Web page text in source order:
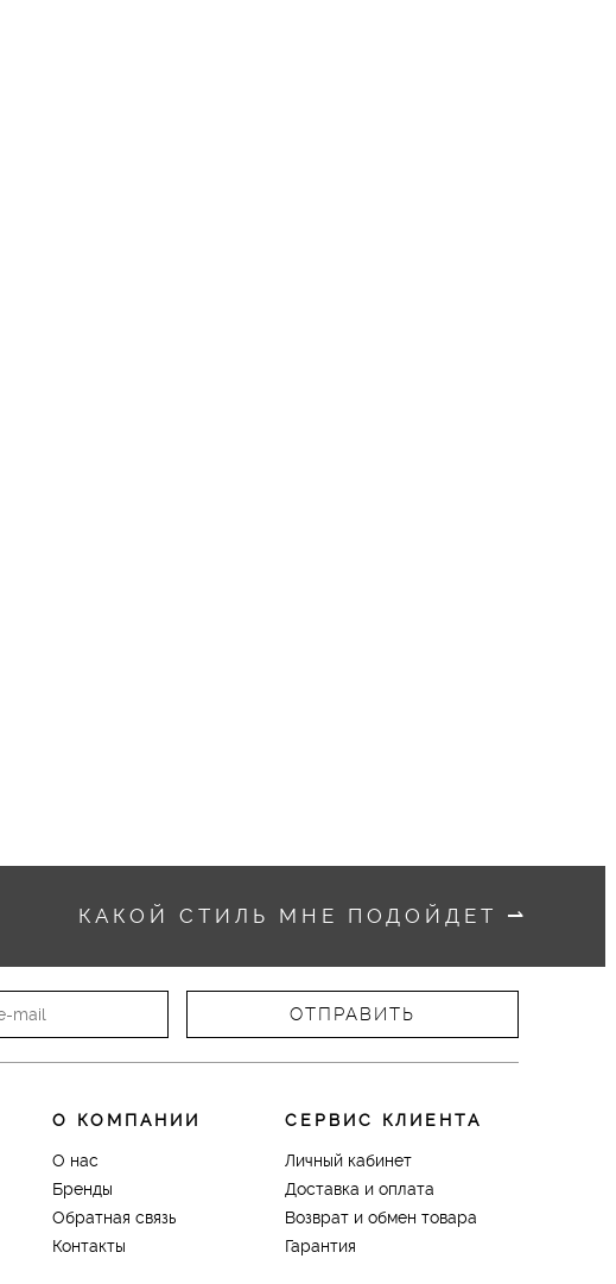
КАКОЙ СТИЛЬ МНЕ ПОДОЙДЕТ ⇀
О КОМПАНИИ
О нас
Бренды
Обратная связь
Контакты
СЕРВИС КЛИЕНТА
Личный кабинет
Доставка и оплата
Возврат и обмен товара
Гарантия